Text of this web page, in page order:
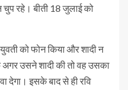
रहे। बीती 18 जुलाई को
को फोन किया और शादी न
उसने शादी की तो वह उसका
देगा। इसके बाद से ही रवि